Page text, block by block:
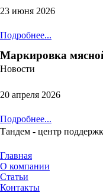
23 июня 2026
Подробнее...
Маркировка
Новости
20 апреля 2026
Подробнее...
Тандем - центр
Главная
О компании
Статьи
Контакты